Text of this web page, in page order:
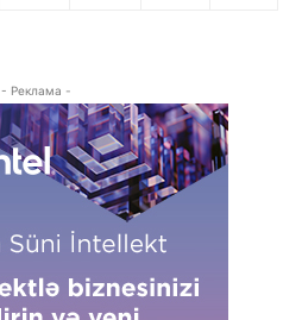
- Реклама -